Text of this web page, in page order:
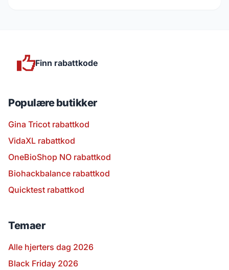
Finn rabattkode
Populære butikker
Gina Tricot rabattkod
VidaXL rabattkod
OneBioShop NO rabattkod
Biohackbalance rabattkod
Quicktest rabattkod
Temaer
Alle hjerters dag 2026
Black Friday 2026